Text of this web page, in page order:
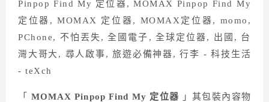
「 MOMAX Pinpop Find My 定位器 」其包裝內容物